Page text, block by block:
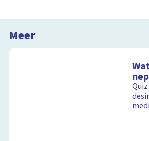
Meer